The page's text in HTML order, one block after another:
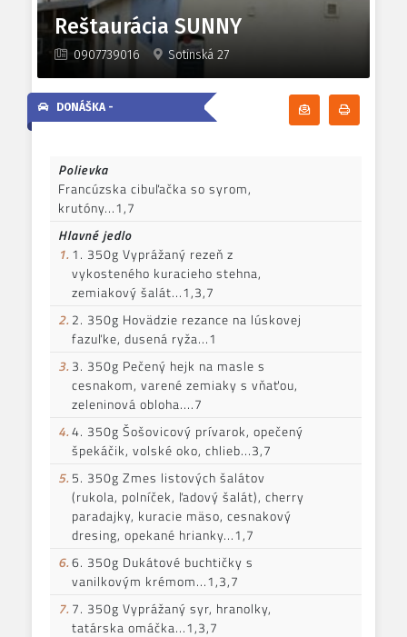
Reštaurácia SUNNY
0907739016 Sotinská 27
Odoberať
DONÁŠKA -
Polievka
Francúzska cibuľačka so syrom,
krutóny...1,7
Hlavné jedlo
1. 1. 350g Vyprážaný rezeň z
vykosteného kuracieho stehna,
zemiakový šalát...1,3,7
2. 2. 350g Hovädzie rezance na lúskovej
fazuľke, dusená ryža...1
3. 3. 350g Pečený hejk na masle s
cesnakom, varené zemiaky s vňaťou,
zeleninová obloha....7
4.4. 350g Šošovicový prívarok, opečený
špekáčik, volské oko, chlieb...3,7
5. 5. 350g Zmes listových šalátov
(rukola, polníček, ľadový šalát), cherry
paradajky, kuracie mäso, cesnakový
dresing, opekané hrianky...1,7
6.6. 350g Dukátové buchtičky s
vanilkovým krémom...1,3,7
7. 7. 350g Vyprážaný syr, hranolky,
tatárska omáčka...1,3,7